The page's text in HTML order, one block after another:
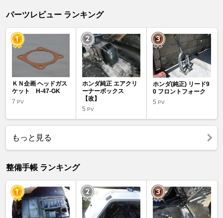
パーツレビュー ランキング
ＫＮ企画 ヘッドガス
ケット H-47-GK
7 PV
ホンダ純正 エアクリ
ーナーボックス
【改】
5PV
ホンダ(純正) リード9
0 フロントフォーク
5 PV
もっと見る
整備手帳 ランキング